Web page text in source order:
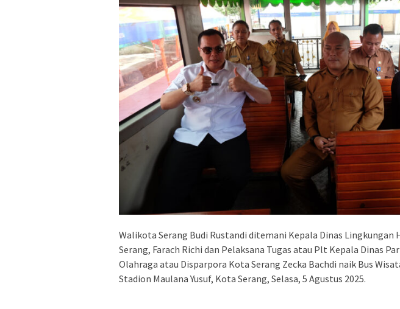
Walikota Serang Budi Rustandi ditemani Kepala Dinas Lingkungan
Serang, Farach Richi dan Pelaksana Tugas atau Plt Kepala Dinas
Olahraga atau Disparpora Kota Serang Zecka Bachdi naik Bus
Stadion Maulana Yusuf, Kota Serang, Selasa, 5 Agustus 2025.